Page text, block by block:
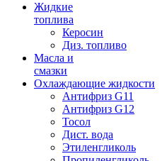
Жидкие
топлива
Керосин
Диз. топливо
Масла и
смазки
Охлаждающие жидкости
Антифриз G11
Антифриз G12
Тосол
Дист. вода
Этиленгликоль